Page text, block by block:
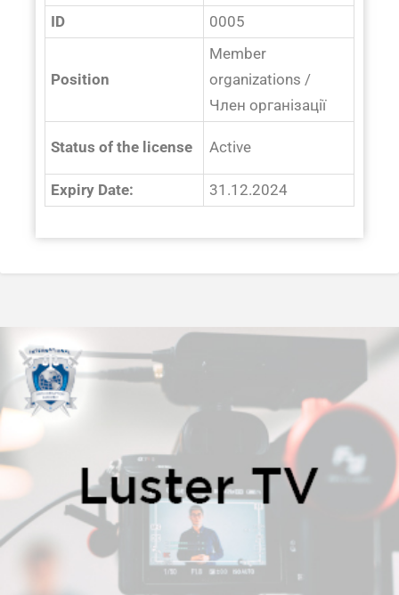
ID 0005
Position
Member
organizations /
Член організації
Status of the license Active
Expiry Date: 31.12.2024